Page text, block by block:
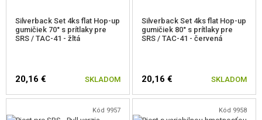
Silverback Set 4ks flat Hop-up
gumičiek 70° s prítlaky pre
SRS / TAC-41 - žltá
20,16 € SKLADOM
Silverback Set 4ks flat Hop-up
gumičiek 80° s prítlaky pre
SRS / TAC-41 - červená
20,16 € SKLADOM
Kód 9957 Kód 9958